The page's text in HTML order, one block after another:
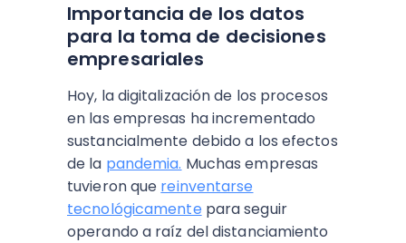
Importancia de los datos
para la toma de decisiones
empresariales
Hoy, la digitalización de los procesos
en las empresas ha incrementado
sustancialmente debido a los efectos
de la pandemia. Muchas empresas
tuvieron que reinventarse
tecnológicamente para seguir
operando a raíz del distanciamiento